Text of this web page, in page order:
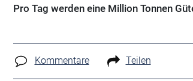
Pro Tag werden eine Million Tonnen
Kommentare Teilen